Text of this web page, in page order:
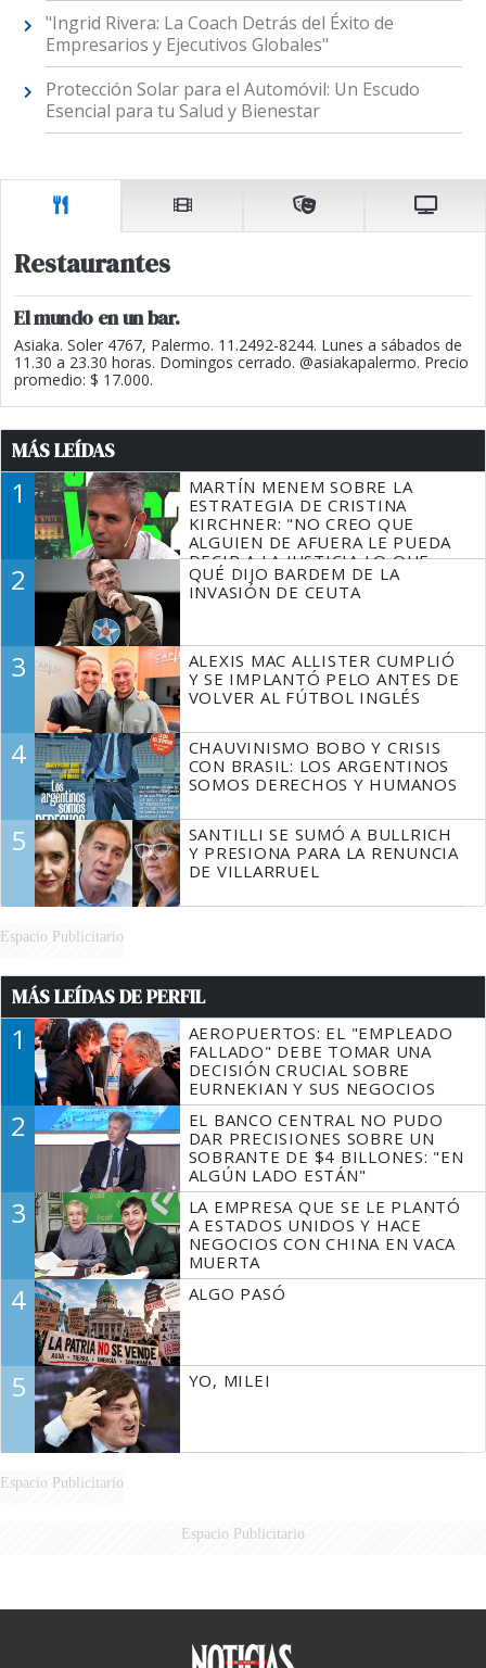
"Ingrid Rivera: La Coach Detrás del Éxito de
Empresarios y Ejecutivos Globales"
Protección Solar para el Automóvil: Un Escudo
Esencial para tu Salud y Bienestar
Restaurantes
El mundo en un bar.
Asiaka. Soler 4767, Palermo. 11.2492-8244. Lunes a sábados de
11.30 a 23.30 horas. Domingos cerrado. @asiakapalermo. Precio
promedio: $ 17.000.
MÁS LEÍDAS
1
MARTÍN MENEM SOBRE LA
ESTRATEGIA DE CRISTINA
KIRCHNER: "NO CREO QUE
ALGUIEN DE AFUERA LE PUEDA
DECIR A LA JUSTICIA LO QUE
TIENE QUE HACER"
2
QUÉ DIJO BARDEM DE LA
INVASIÓN DE CEUTA
3
ALEXIS MAC ALLISTER CUMPLIÓ
Y SE IMPLANTÓ PELO ANTES DE
VOLVER AL FÚTBOL INGLÉS
4
CHAUVINISMO BOBO Y CRISIS
CON BRASIL: LOS ARGENTINOS
SOMOS DERECHOS Y HUMANOS
5
SANTILLI SE SUMÓ A BULLRICH
Y PRESIONA PARA LA RENUNCIA
DE VILLARRUEL
Espacio Publicitario
MÁS LEÍDAS DE PERFIL
1
AEROPUERTOS: EL "EMPLEADO
FALLADO" DEBE TOMAR UNA
DECISIÓN CRUCIAL SOBRE
EURNEKIAN Y SUS NEGOCIOS
2
EL BANCO CENTRAL NO PUDO
DAR PRECISIONES SOBRE UN
SOBRANTE DE $4 BILLONES: "EN
ALGÚN LADO ESTÁN"
3
LA EMPRESA QUE SE LE PLANTÓ
A ESTADOS UNIDOS Y HACE
NEGOCIOS CON CHINA EN VACA
MUERTA
4 ALGO PASÓ
5 YO, MILEI
Espacio Publicitario
Espacio Publicitario